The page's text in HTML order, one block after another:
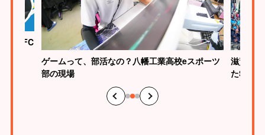
滋賀FC
ゲームって、部活なの？八幡工業高校eスポーツ
部の現場
滋賀ら
た